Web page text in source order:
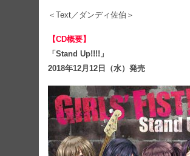
＜Text／ダンディ佐伯＞
【CD概要】
「Stand Up!!!!」
2018年12月12日（水）発売